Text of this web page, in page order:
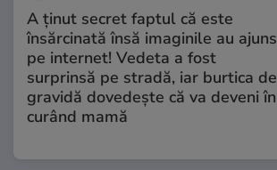
A ținut secret faptul că este
însărcinată însă imaginile au ajuns
pe internet! Vedeta a fost
surprinsă pe stradă, iar burtica de
gravidă dovedește că va deveni în
curând mamă